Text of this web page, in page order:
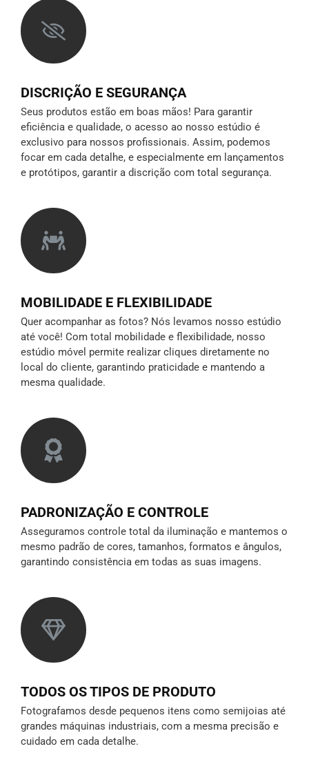
DISCRIÇÃO E SEGURANÇA
Seus produtos estão em boas mãos! Para garantir
eficiência e qualidade, o acesso ao nosso estúdio é
exclusivo para nossos profissionais. Assim, podemos
focar em cada detalhe, e especialmente em lançamentos
e protótipos, garantir a discrição com total segurança.
MOBILIDADE E FLEXIBILIDADE
Quer acompanhar as fotos? Nós levamos nosso estúdio
até você! Com total mobilidade e flexibilidade, nosso
estúdio móvel permite realizar cliques diretamente no
local do cliente, garantindo praticidade e mantendo a
mesma qualidade.
PADRONIZAÇÃO E CONTROLE
Asseguramos controle total da iluminação e mantemos o
mesmo padrão de cores, tamanhos, formatos e ângulos,
garantindo consistência em todas as suas imagens.
TODOS OS TIPOS DE PRODUTO
Fotografamos desde pequenos itens como semijoias até
grandes máquinas industriais, com a mesma precisão e
cuidado em cada detalhe.